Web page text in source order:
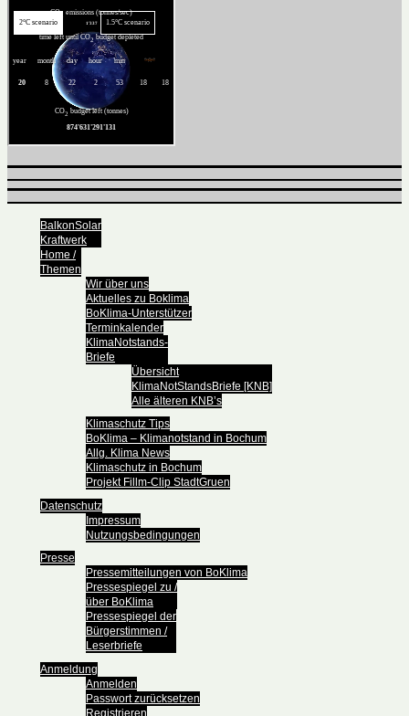
BalkonSolar
Kraftwerk
Home /
Themen
Wir über uns
Aktuelles zu Boklima
BoKlima-Unterstützer
Terminkalender
KlimaNotstands-
Briefe
Übersicht
KlimaNotStandsBriefe [KNB]
Alle älteren KNB’s
Klimaschutz Tips
BoKlima – Klimanotstand in Bochum
Allg. Klima News
Klimaschutz in Bochum
Projekt Fillm-Clip StadtGruen
Datenschutz
Impressum
Nutzungsbedingungen
Presse
Pressemitteilungen von BoKlima
Pressespiegel zu /
über BoKlima
Pressespiegel der
Bürgerstimmen /
Leserbriefe
Anmeldung
Anmelden
Passwort zurücksetzen
Registrieren